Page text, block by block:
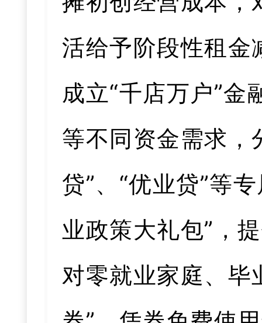
活给予阶段性租金
成立“千店万户”
等不同资金需求，
贷”、“优业贷”等
业政策大礼包”，
对零就业家庭、毕